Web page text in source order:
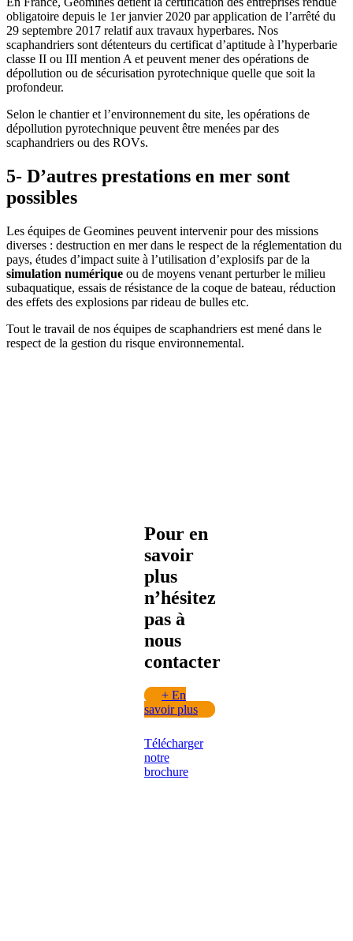
obligatoire depuis le 1er janvier 2020 par application de l’arrêté du
29 septembre 2017 relatif aux travaux hyperbares. Nos
scaphandriers sont détenteurs du certificat d’aptitude à l’hyperbarie
classe II ou III mention A et peuvent mener des opérations de
dépollution ou de sécurisation pyrotechnique quelle que soit la
profondeur.
Selon le chantier et l’environnement du site, les opérations de
dépollution pyrotechnique peuvent être menées par des
scaphandriers ou des ROVs.
5- D’autres prestations en mer sont
possibles
Les équipes de Geomines peuvent intervenir pour des missions
diverses : destruction en mer dans le respect de la réglementation du
pays, études d’impact suite à l’utilisation d’explosifs par de la
simulation numérique ou de moyens venant perturber le milieu
subaquatique, essais de résistance de la coque de bateau, réduction
des effets des explosions par rideau de bulles etc.
Tout le travail de nos équipes de scaphandriers est mené dans le
respect de la gestion du risque environnemental.
Pour en
savoir
plus
n’hésitez
pas à
nous
contacter
+ En
savoir plus
Télécharger
notre
brochure